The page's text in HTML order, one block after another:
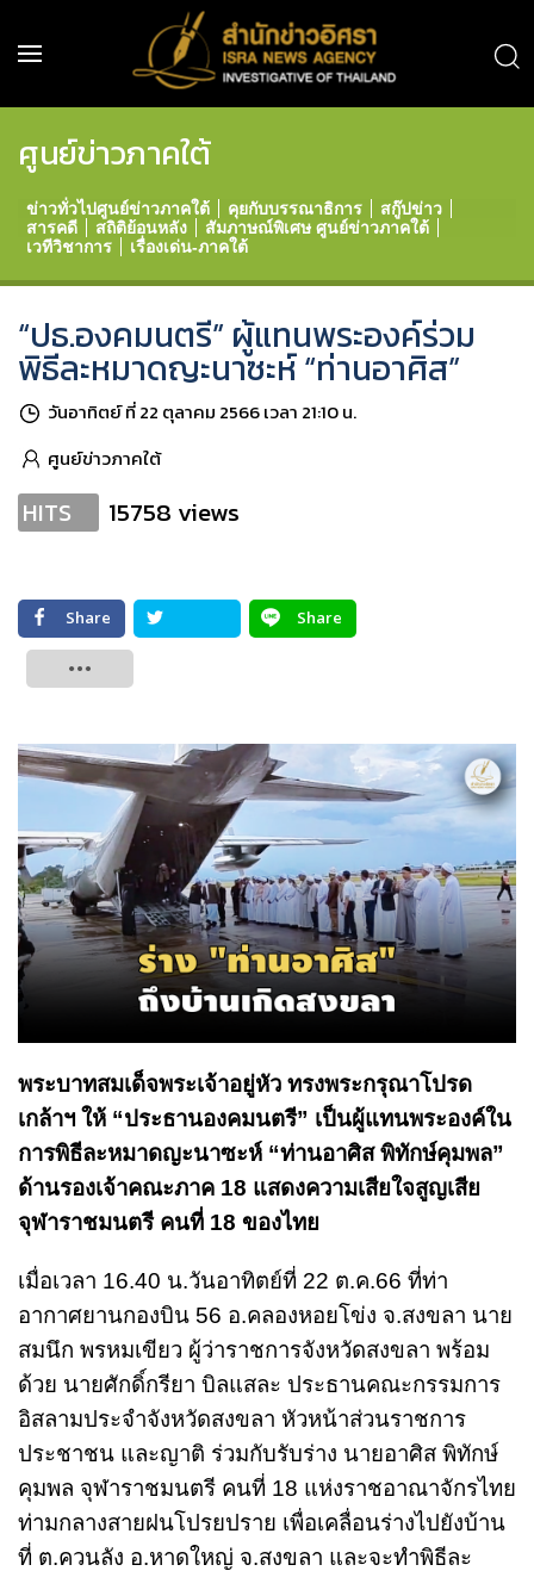
ศูนย์ข่าวภาคใต้
ข่าวทั่วไปศูนย์ข่าวภาคใต้ คุยกับบรรณาธิการ
สกู๊ปข่าว
สารคดี
สถิติย้อนหลัง
สัมภาษณ์พิเศษ ศูนย์ข่าวภาคใต้
เวทีวิชาการ
เรื่องเด่น-ภาคใต้
“ปธ.องคมนตรี” ผู้แทนพระองค์ร่วม
พิธีละหมาดญะนาซะห์ “ท่านอาศิส”
วันอาทิตย์ ที่ 22 ตุลาคม 2566 เวลา 21:10 น.
ศูนย์ข่าวภาคใต้
HITS 15758 views
Share
Share
พระบาทสมเด็จพระเจ้าอยู่หัว ทรงพระกรุณาโปรด
เกล้าฯ ให้ “ประธานองคมนตรี” เป็นผู้แทนพระองค์ใน
การพิธีละหมาดญะนาซะห์ “ท่านอาศิส พิทักษ์คุมพล”
ด้านรองเจ้าคณะภาค 18 แสดงความเสียใจสูญเสีย
จุฬาราชมนตรี คนที่ 18 ของไทย
เมื่อเวลา 16.40 น.วันอาทิตย์ที่ 22 ต.ค.66 ที่ท่า
อากาศยานกองบิน 56 อ.คลองหอยโข่ง จ.สงขลา นาย
สมนึก พรหมเขียว ผู้ว่าราชการจังหวัดสงขลา พร้อม
ด้วย นายศักดิ์กรียา บิลแสละ ประธานคณะกรรมการ
อิสลามประจำจังหวัดสงขลา หัวหน้าส่วนราชการ
ประชาชน และญาติ ร่วมกับรับร่าง นายอาศิส พิทักษ์
คุมพล จุฬาราชมนตรี คนที่ 18 แห่งราชอาณาจักรไทย
ท่ามกลางสายฝนโปรยปราย เพื่อเคลื่อนร่างไปยังบ้าน
ที่ ต.ควนลัง อ.หาดใหญ่ จ.สงขลา และจะทำพิธีละ